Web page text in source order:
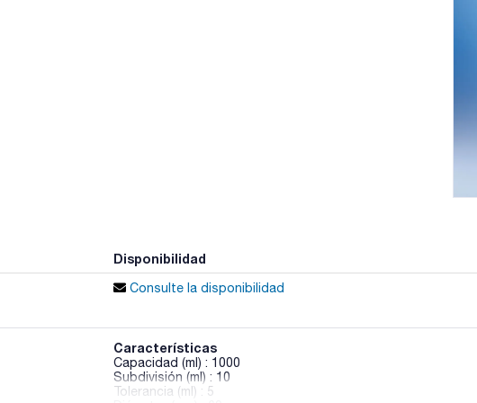
Disponibilidad
Consulte la disponibilidad
Características
Capacidad (ml) : 1000
Subdivisión (ml) : 10
Tolerancia (ml) : 5